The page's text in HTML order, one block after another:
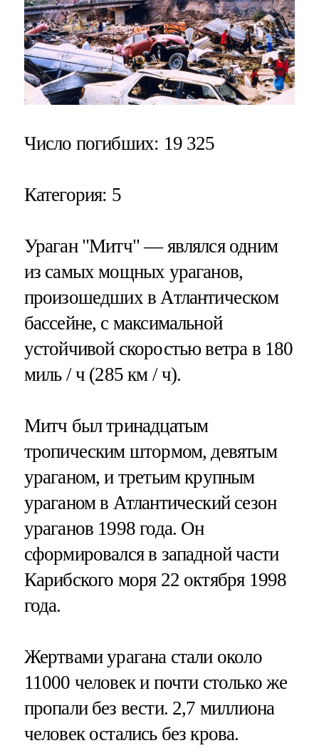
Число погибших: 19 325
Категория: 5
Ураган "Митч" — являлся одним
из самых мощных ураганов,
произошедших в Атлантическом
бассейне, с максимальной
устойчивой скоростью ветра в 180
миль / ч (285 км / ч).
Митч был тринадцатым
тропическим штормом, девятым
ураганом, и третьим крупным
ураганом в Атлантический сезон
ураганов 1998 года. Он
сформировался в западной части
Карибского моря 22 октября 1998
года.
Жертвами урагана стали около
11000 человек и почти столько же
пропали без вести. 2,7 миллиона
человек остались без крова.